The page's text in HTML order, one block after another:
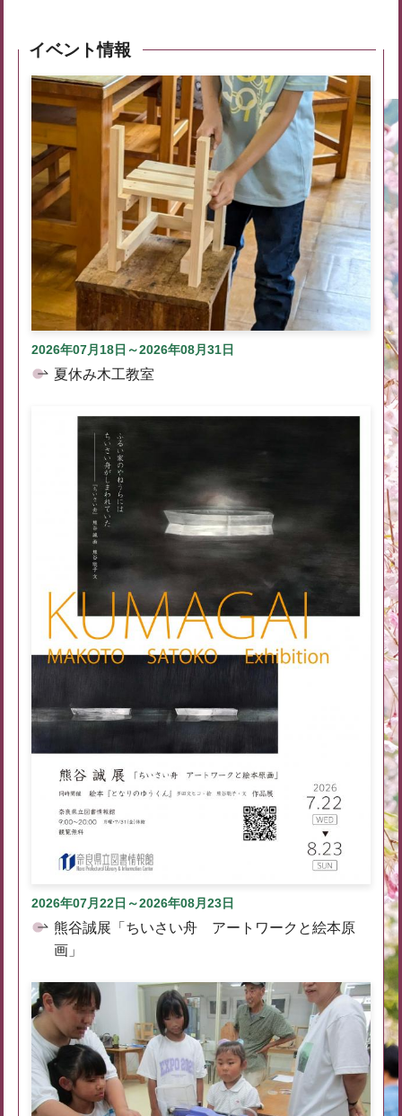
イベント情報
2026年07月18日～2026年08月31日
夏休み木工教室
2026年07月22日～2026年08月23日
熊谷誠展「ちいさい舟 アートワークと絵本原
画」